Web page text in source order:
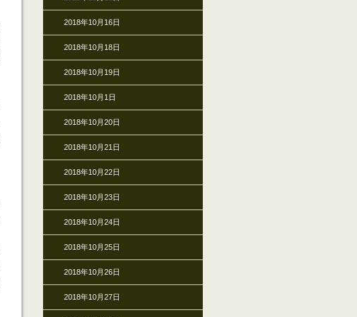
2018年10月16日
2018年10月18日
2018年10月19日
2018年10月1日
2018年10月20日
2018年10月21日
2018年10月22日
2018年10月23日
2018年10月24日
2018年10月25日
2018年10月26日
2018年10月27日